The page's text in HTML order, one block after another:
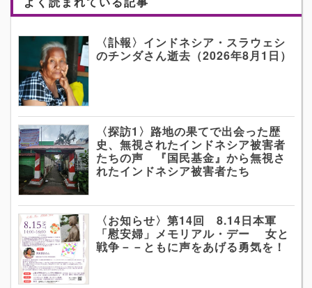
〈訃報〉インドネシア・スラウェシ
のチンダさん逝去（2026年8月1日）
〈探訪1〉路地の果てで出会った歴
史、無視されたインドネシア被害者
たちの声 『国民基金』から無視さ
れたインドネシア被害者たち
〈お知らせ〉第14回 8.14日本軍
「慰安婦」メモリアル・デー 女と
戦争－－ともに声をあげる勇気を！